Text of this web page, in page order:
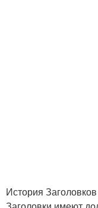
История Заголовков